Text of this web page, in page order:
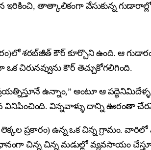
తాత్కాలికంగా వేసుకున్న
శరబ్‌జీత్ కౌర్ కూర్చొని ఉంది. ఆ
చిరునవ్వును కౌర్ తెచ్చుకోగలిగింది.
ఉన్నాం,” అంటూ ఆ పద్ధెనిమిదేళ్ళ
వినిపించింది. విన్నవాళ్ళు దాన్ని
ప్రకారం) ఉన్న ఒక చిన్న గ్రామం.
చిన్న చిన్న మడుల్లో వ్యవసాయం